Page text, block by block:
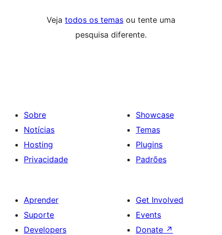
Veja todos os temas ou tente uma
pesquisa diferente.
Sobre
Notícias
Hosting
Privacidade
Showcase
Temas
Plugins
Padrões
Aprender
Suporte
Developers
Get Involved
Events
Donate ↗